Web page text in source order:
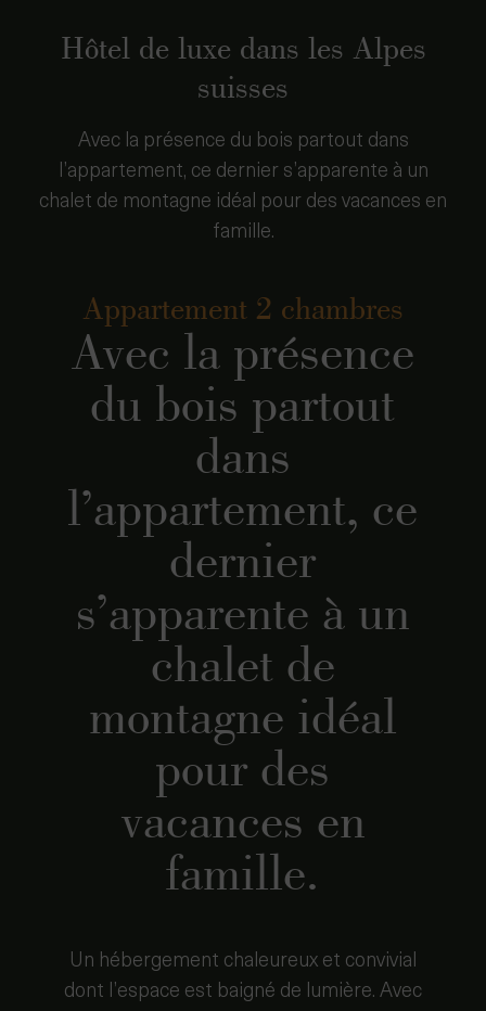
Hôtel de luxe dans les Alpes
suisses
Avec la présence du bois partout dans
l’appartement, ce dernier s’apparente à un
chalet de montagne idéal pour des vacances en
famille.
Appartement 2 chambres
Avec la présence
du bois partout
dans
l’appartement, ce
dernier
s’apparente à un
chalet de
montagne idéal
pour des
vacances en
famille.
Un hébergement chaleureux et convivial
dont l’espace est baigné de lumière. Avec